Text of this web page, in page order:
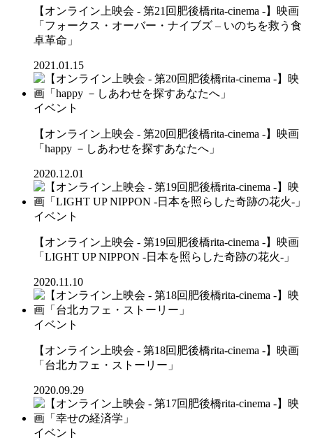
【オンライン上映会 - 第21回肥後橋rita-cinema -】映画
「フォークス・オーバー・ナイブズ – いのちを救う食
卓革命」
2021.01.15
イベント
【オンライン上映会 - 第20回肥後橋rita-cinema -】映画
「happy －しあわせを探すあなたへ」
2020.12.01
イベント
【オンライン上映会 - 第19回肥後橋rita-cinema -】映画
「LIGHT UP NIPPON -日本を照らした奇跡の花火-」
2020.11.10
イベント
【オンライン上映会 - 第18回肥後橋rita-cinema -】映画
「台北カフェ・ストーリー」
2020.09.29
イベント